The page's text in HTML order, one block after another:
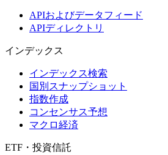
APIおよびデータフィード
APIディレクトリ
インデックス
インデックス検索
国別スナップショット
指数作成
コンセンサス予想
マクロ経済
ETF・投資信託